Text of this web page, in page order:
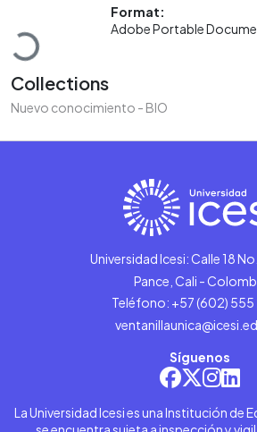
Loading...
Format:
Adobe Portable
Collections
Nuevo conocimiento - BIO
Universidad Icesi: Calle 18
Pance, Cali -
Teléfono: +57 (602)
Síguenos
La Universidad Icesi es una Institución de